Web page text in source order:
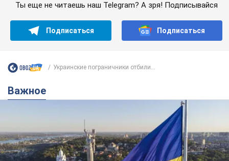
Ты еще не читаешь наш Telegram? А зря! Подписывайся
Подписаться Подписаться
Украинские пограничники отбили...
Важное